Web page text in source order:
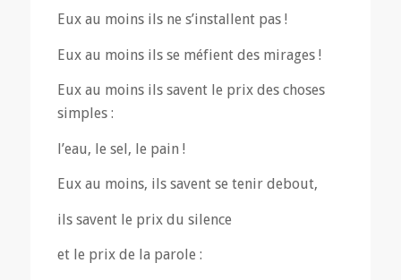
Eux au moins ils ne s’installent pas !
Eux au moins ils se méfient des mirages !
Eux au moins ils savent le prix des choses
simples :
l’eau, le sel, le pain !
Eux au moins, ils savent se tenir debout,
ils savent le prix du silence
et le prix de la parole :